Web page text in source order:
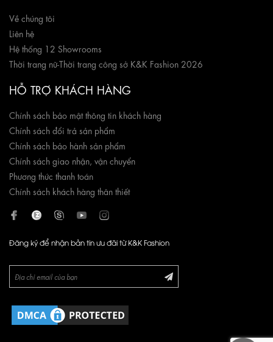
Về chúng tôi
Liên hệ
Hệ thống 12 Showrooms
Thời trang nữ-Thời trang công sở K&K Fashion 2026
HỖ TRỢ KHÁCH HÀNG
Chính sách bảo mật thông tin khách hàng
Chính sách đổi trả sản phẩm
Chính sách bảo hành sản phẩm
Chính sách giao nhận, vận chuyển
Phương thức thanh toán
Chính sách khách hàng thân thiết
Đăng ký để nhận bản tin ưu đãi từ K&K Fashion